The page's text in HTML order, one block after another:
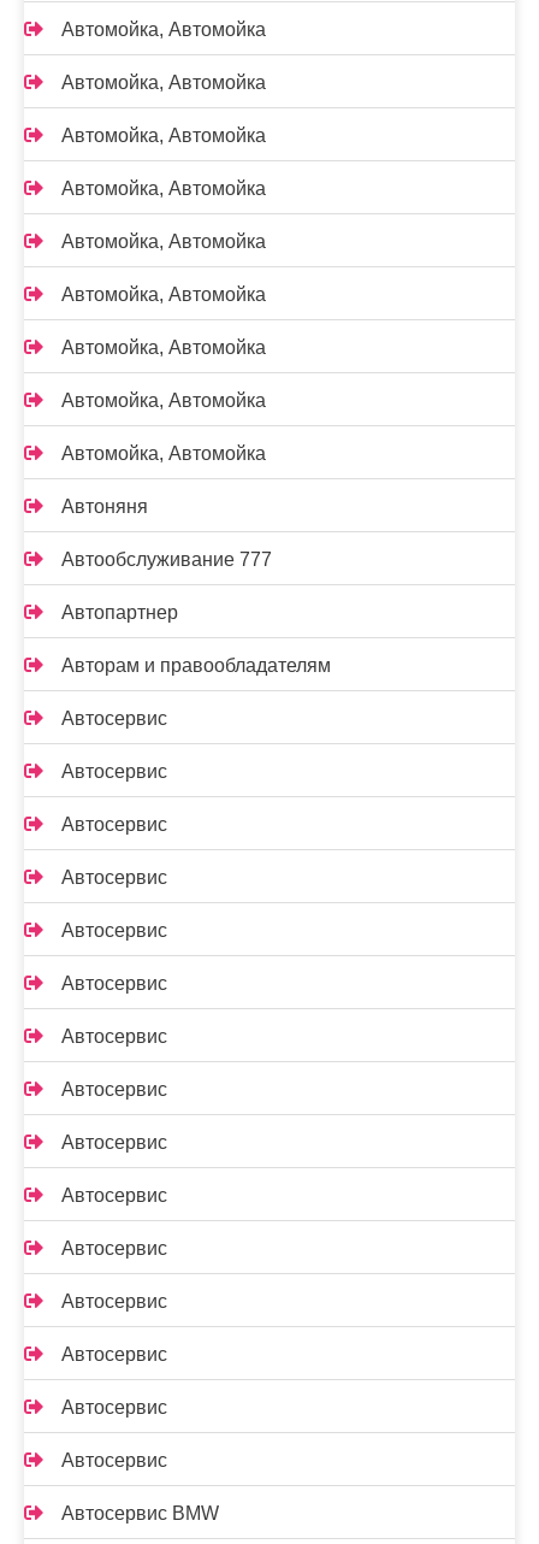
Автомойка, Автомойка
Автомойка, Автомойка
Автомойка, Автомойка
Автомойка, Автомойка
Автомойка, Автомойка
Автомойка, Автомойка
Автомойка, Автомойка
Автомойка, Автомойка
Автомойка, Автомойка
Автоняня
Автообслуживание 777
Автопартнер
Авторам и правообладателям
Автосервис
Автосервис
Автосервис
Автосервис
Автосервис
Автосервис
Автосервис
Автосервис
Автосервис
Автосервис
Автосервис
Автосервис
Автосервис
Автосервис
Автосервис
Автосервис BMW